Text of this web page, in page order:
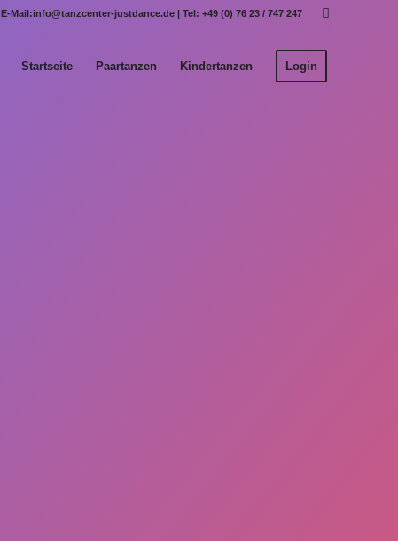
E-Mail:info@tanzcenter-justdance.de | Tel: +49 (0) 76 23 / 747 247
Startseite Paartanzen Kindertanzen Login